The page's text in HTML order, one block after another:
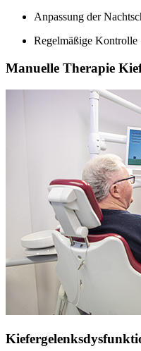
Anpassung der
Regelmäßige Kontrolle
Manuelle Therapie